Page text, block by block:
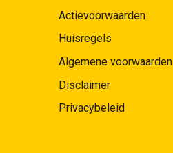
Actievoorwaarden
Huisregels
Algemene voorwaarden
Disclaimer
Privacybeleid